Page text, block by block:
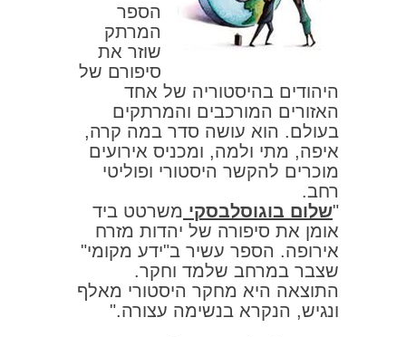
הספר
המרתק
שוזר את
סיפורם של
היהודים בהיסטוריה של אחד
האזורים המורכבים והמרתקים
בעולם. הוא עושה סדר במה קרה,
איפה, מתי ולמה, ומכניס אירועים
מוכרים להקשר היסטורי ופוליטי
רחב.
"שלום בוגוסלבסקי משרטט ביד
אומן את סיפורה של יהדות מזרח
אירופה. הספר עשיר ב"ידע מקומי"
שצבר במרחב שלמד וחקר.
התוצאה היא מחקר היסטורי מאלף
ונגיש, הנקרא בנשימה עצורה."